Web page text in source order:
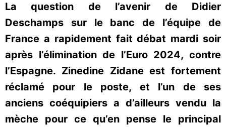
La question de l’avenir de Didier
Deschamps sur le banc de l’équipe de
France a rapidement fait débat mardi soir
après l’élimination de l’Euro 2024, contre
l’Espagne. Zinedine Zidane est fortement
réclamé pour le poste, et l’un de ses
anciens coéquipiers a d’ailleurs vendu la
mèche pour ce qu’en pense le principal